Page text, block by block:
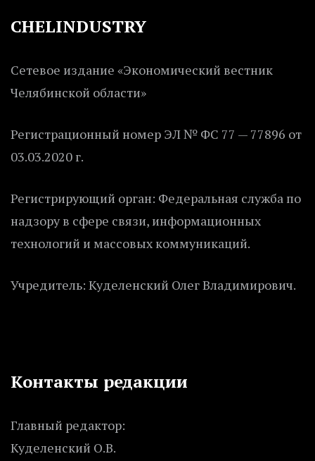
CHELINDUSTRY
Сетевое издание «Экономический вестник
Челябинской области»
Регистрационный номер ЭЛ № ФС 77 — 77896 от
03.03.2020 г.
Регистрирующий орган: Федеральная служба по
надзору в сфере связи, информационных
технологий и массовых коммуникаций.
Учредитель: Куделенский Олег Владимирович.
Контакты редакции
Главный редактор:
Куделенский О.В.